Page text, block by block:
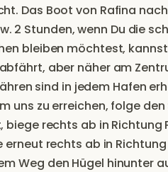
Das Boot von Rafina
2 Stunden, wenn Du die
bleiben möchtest,
aber näher am
sind in jedem Hafen
uns zu erreichen, folge
biege rechts ab in Richtung
rechts ab in
Weg den Hügel hinunter